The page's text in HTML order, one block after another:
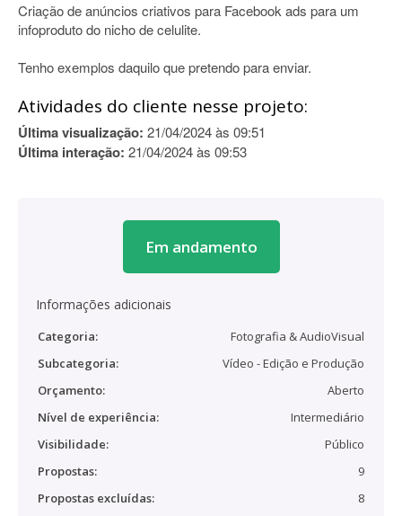
Criação de anúncios criativos para Facebook ads para um
infoproduto do nicho de celulite.
Tenho exemplos daquilo que pretendo para enviar.
Atividades do cliente nesse projeto:
Última visualização: 21/04/2024 às 09:51
Última interação: 21/04/2024 às 09:53
Em andamento
Informações adicionais
Categoria:
Fotografia & AudioVisual
Subcategoria:
Vídeo - Edição e Produção
Orçamento:
Aberto
Nível de experiência:
Intermediário
Visibilidade:
Público
Propostas:
9
Propostas excluídas:
8